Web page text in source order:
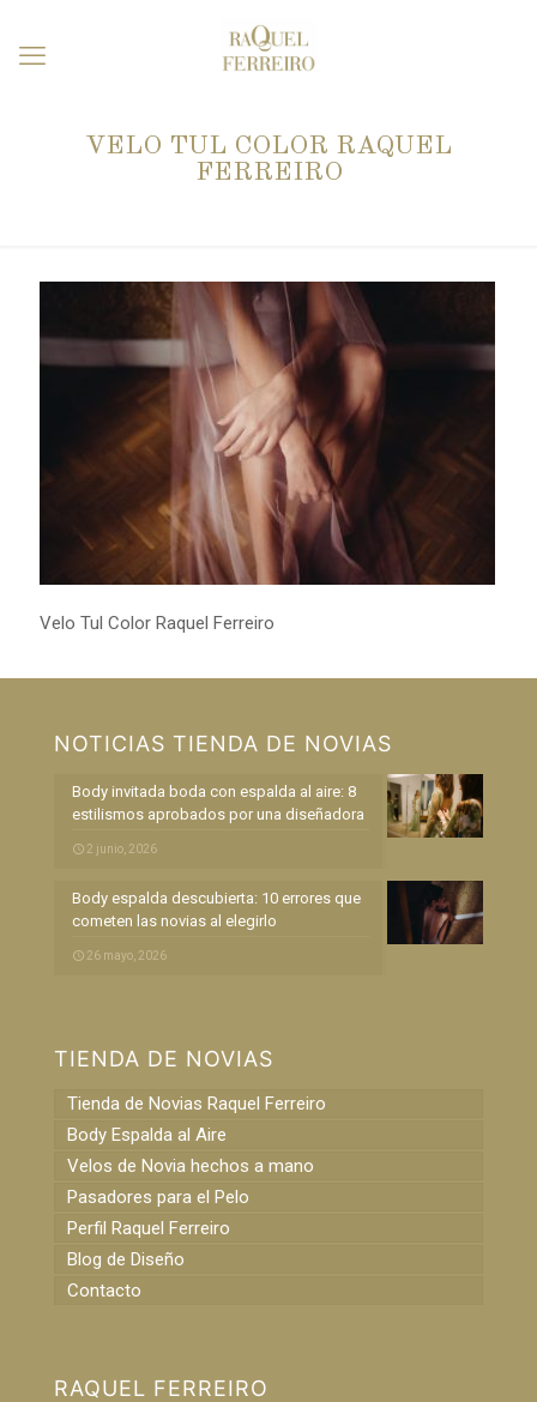
VELO TUL COLOR RAQUEL
FERREIRO
Velo Tul Color Raquel Ferreiro
NOTICIAS TIENDA DE NOVIAS
Body invitada boda con espalda al aire: 8
estilismos aprobados por una diseñadora
2 junio, 2026
Body espalda descubierta: 10 errores que
cometen las novias al elegirlo
26 mayo, 2026
TIENDA DE NOVIAS
Tienda de Novias Raquel Ferreiro
Body Espalda al Aire
Velos de Novia hechos a mano
Pasadores para el Pelo
Perfil Raquel Ferreiro
Blog de Diseño
Contacto
RAQUEL FERREIRO